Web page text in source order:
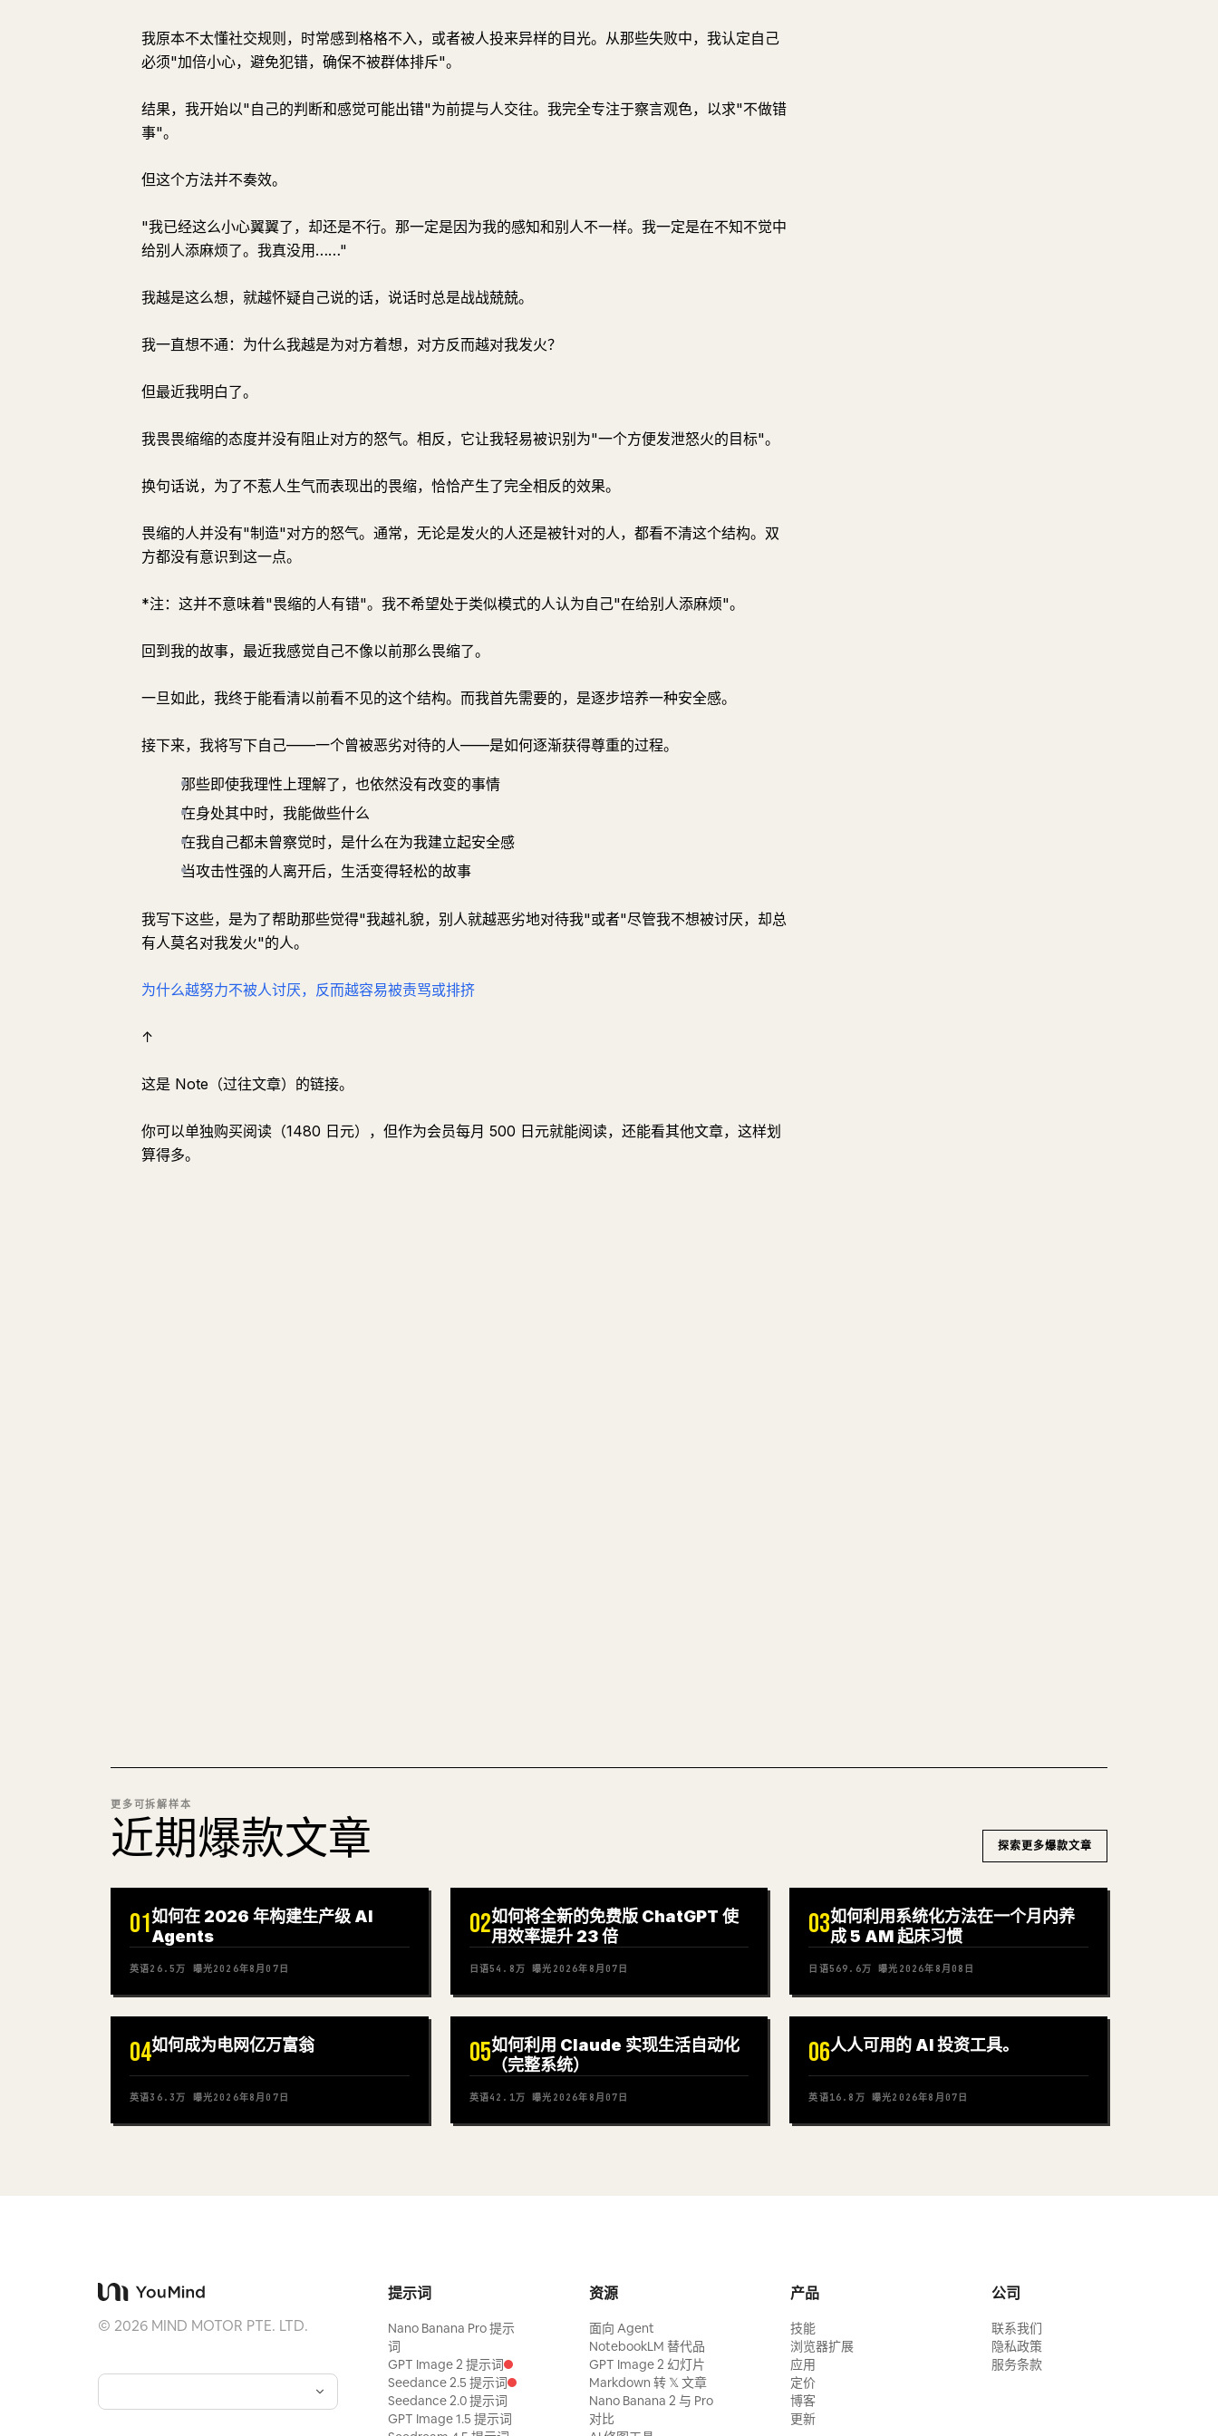
我原本不太懂社交规则，时常感到格格不入，或者被人投来异样的目光。从那些失败中，我认定自己
必须"加倍小心，避免犯错，确保不被群体排斥"。
结果，我开始以"自己的判断和感觉可能出错"为前提与人交往。我完全专注于察言观色，以求"不做错
事"。
但这个方法并不奏效。
"我已经这么小心翼翼了，却还是不行。那一定是因为我的感知和别人不一样。我一定是在不知不觉中
给别人添麻烦了。我真没用……"
我越是这么想，就越怀疑自己说的话，说话时总是战战兢兢。
我一直想不通：为什么我越是为对方着想，对方反而越对我发火？
但最近我明白了。
我畏畏缩缩的态度并没有阻止对方的怒气。相反，它让我轻易被识别为"一个方便发泄怒火的目标"。
换句话说，为了不惹人生气而表现出的畏缩，恰恰产生了完全相反的效果。
畏缩的人并没有"制造"对方的怒气。通常，无论是发火的人还是被针对的人，都看不清这个结构。双
方都没有意识到这一点。
*注：这并不意味着"畏缩的人有错"。我不希望处于类似模式的人认为自己"在给别人添麻烦"。
回到我的故事，最近我感觉自己不像以前那么畏缩了。
一旦如此，我终于能看清以前看不见的这个结构。而我首先需要的，是逐步培养一种安全感。
接下来，我将写下自己——一个曾被恶劣对待的人——是如何逐渐获得尊重的过程。
那些即使我理性上理解了，也依然没有改变的事情
在身处其中时，我能做些什么
在我自己都未曾察觉时，是什么在为我建立起安全感
当攻击性强的人离开后，生活变得轻松的故事
我写下这些，是为了帮助那些觉得"我越礼貌，别人就越恶劣地对待我"或者"尽管我不想被讨厌，却总
有人莫名对我发火"的人。
为什么越努力不被人讨厌，反而越容易被责骂或排挤
↑
这是 Note（过往文章）的链接。
你可以单独购买阅读（1480 日元），但作为会员每月 500 日元就能阅读，还能看其他文章，这样划
算得多。
更多可拆解样本
近期爆款文章 探索更多爆款文章
01如何在 2026 年构建生产级 AI
Agents
英语26.5万 曝光2026年8月07日
02如何将全新的免费版 ChatGPT 使
用效率提升 23 倍
日语54.8万 曝光 2026年8月07日
03如何利用系统化方法在一个月内养
成 5 AM 起床习惯
日语569.6万 曝光 2026年8月08日
04如何成为电网亿万富翁
英语36.3万 曝光2026年8月07日
05如何利用 Claude 实现生活自动化
（完整系统）
英语42.1万 曝光 2026年8月07日
06人人可用的 AI 投资工具。
英语16.8万 曝光2026年8月07日
© 2026MIND MOTOR PTE. LTD.
提示词
Nano Banana Pro 提示
词
GPT Image 2 提示词
Seedance 2.5 提示词
Seedance 2.0 提示词
GPT Image 1.5 提示词
资源
面向 Agent
NotebookLM 替代品
GPT Image 2 幻灯片
Markdown 转 𝕏 文章
Nano Banana 2 与 Pro
对比
产品
技能
浏览器扩展
应用
定价
博客
更新
公司
联系我们
隐私政策
服务条款